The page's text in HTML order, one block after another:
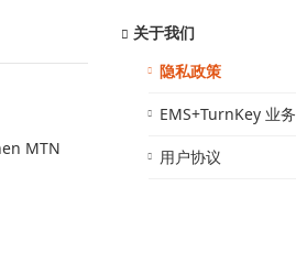
MTN
关于我们
隐私政策
EMS+TurnKey 业务
用户协议